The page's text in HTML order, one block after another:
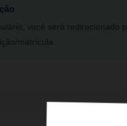
você será redirecionado
matrícula.